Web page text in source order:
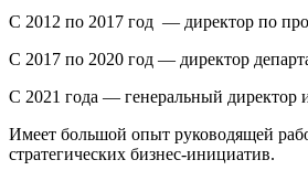
С 2012 по 2017 год — директор по
С 2017 по 2020 год — директор
С 2021 года — генеральный директор
Имеет большой опыт руководящей
стратегических бизнес-инициатив.